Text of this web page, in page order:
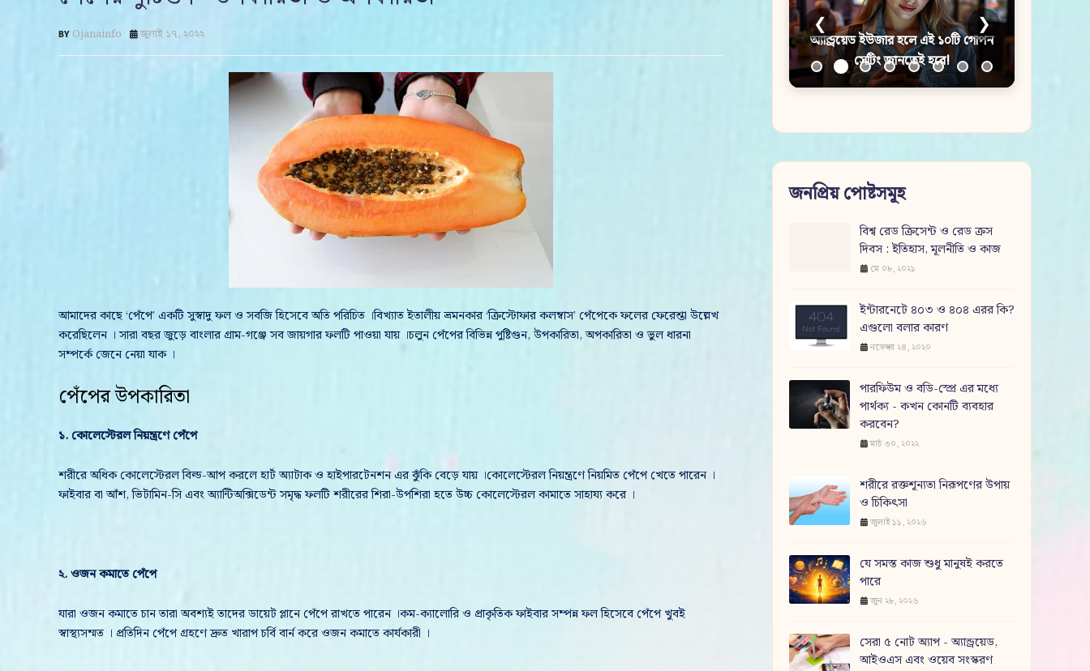
Ojanainfo জুলাই ১৭, ২০২২
আমাদের কাছে ‘পেঁপে’ একটি সুস্বাদু ফল ও সবজি হিসেবে অতি পরিচিত ।বিখ্যাত ইতালীয় ভ্রমনকার ‘ক্রিস্টোফার কলম্বাস’ পেঁপেকে ফলের ফেরেশ্তা উল্লেখ
করেছিলেন । সারা বছর জুড়ে বাংলার গ্রাম-গঞ্জে সব জায়গার ফলটি পাওয়া যায় ।চলুন পেঁপের বিভিন্ন পুষ্টিগুন, উপকারিতা, অপকারিতা ও ভুল ধারনা
সম্পর্কে জেনে নেয়া যাক ।
পেঁপের উপকারিতা
১. কোলেস্টেরল নিয়ন্ত্রণে পেঁপে
শরীরে অধিক কোলেস্টেরল বিল্ড-আপ করলে হার্ট অ্যাটাক ও হাইপারটেনশন এর ঝুঁকি বেড়ে যায় ।কোলেস্টেরল নিয়ন্ত্রণে নিয়মিত পেঁপে খেতে পারেন ।
ফাইবার বা আঁশ, ভিটামিন-সি এবং অ্যান্টিঅক্সিডেন্ট সমৃদ্ধ ফলটি শরীরের শিরা-উপশিরা হতে উচ্চ কোলেস্টেরল কামাতে সাহায্য করে ।
২. ওজন কমাতে পেঁপে
যারা ওজন কমাতে চান তারা অবশ্যই তাদের ডায়েট প্লানে পেঁপে রাখতে পারেন ।কম-ক্যালোরি ও প্রাকৃতিক ফাইবার সম্পন্ন ফল হিসেবে পেঁপে খুবই
স্বাস্থ্যসম্মত । প্রতিদিন পেঁপে গ্রহণে দ্রুত খারাপ চর্বি বার্ন করে ওজন কমাতে কার্যকারী ।
অ্যান্ড্রয়েড ইউজার হলে এই ১০টি গোপন
সেটিং জানতেই হবে!
❮ ❯
জনপ্রিয় পোষ্টসমূহ
বিশ্ব রেড ক্রিসেন্ট ও রেড ক্রস
দিবস : ইতিহাস, মূলনীতি ও কাজ
মে ০৮, ২০২১
ইন্টারনেটে ৪০৩ ও ৪০৪ এরর কি?
এগুলো বলার কারণ
নভেম্বর ২৪, ২০২০
পারফিউম ও বডি-স্প্রে এর মধ্যে
পার্থক্য - কখন কোনটি ব্যবহার
করবেন?
মার্চ ৩০, ২০২২
শরীরে রক্তশূন্যতা নিরূপণের উপায়
ও চিকিৎসা
জুলাই ১১, ২০২৬
যে সমস্ত কাজ শুধু মানুষই করতে
পারে
জুন ২৮, ২০২৬
সেরা ৫ নোট অ্যাপ - অ্যান্ড্রয়েড,
আইওএস এবং ওয়েব সংস্করণ